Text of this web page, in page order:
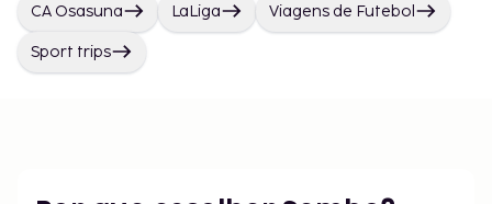
CA Osasuna LaLiga Viagens de Futebol
Sport trips